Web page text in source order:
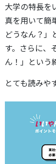
大学の特長を
真を用いて簡
どうなん？」
す。さらに、
ん！」という
とても読みや